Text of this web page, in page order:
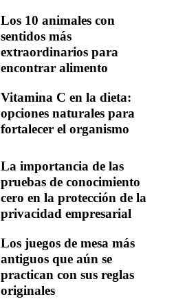
Los 10 animales con
sentidos más
extraordinarios para
encontrar alimento
Vitamina C en la dieta:
opciones naturales para
fortalecer el organismo
La importancia de las
pruebas de conocimiento
cero en la protección de la
privacidad empresarial
Los juegos de mesa más
antiguos que aún se
practican con sus reglas
originales